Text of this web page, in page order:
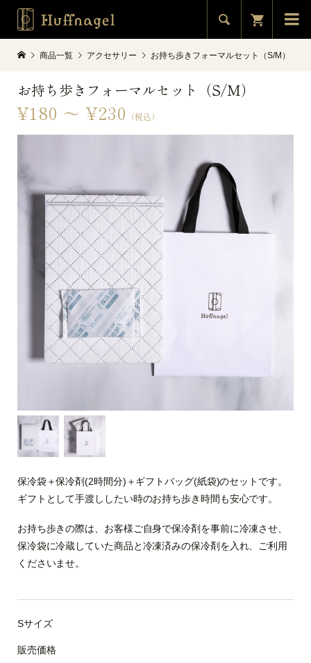
 
商品一覧 アクセサリー お持ち歩きフォーマルセット（S/M）
お持ち歩きフォーマルセット（S/M）
¥180 ～ ¥230 （税込）
保冷袋＋保冷剤(2時間分)＋ギフトバッグ(紙袋)のセットです。
ギフトとして手渡ししたい時のお持ち歩き時間も安心です。
お持ち歩きの際は、お客様ご自身で保冷剤を事前に冷凍させ、
保冷袋に冷蔵していた商品と冷凍済みの保冷剤を入れ、ご利用
くださいませ。
Sサイズ
販売価格